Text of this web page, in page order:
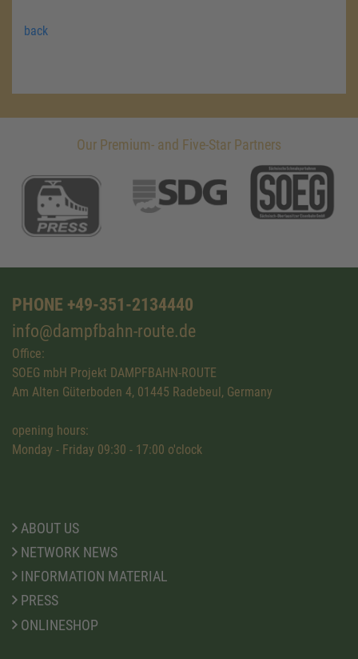
back
Our Premium- and Five-Star Partners
PHONE +49-351-2134440
info@dampfbahn-route.de
Office:
SOEG mbH Projekt DAMPFBAHN-ROUTE
Am Alten Güterboden 4, 01445 Radebeul, Germany
opening hours:
Monday - Friday 09:30 - 17:00 o'clock
ABOUT US
NETWORK NEWS
INFORMATION MATERIAL
PRESS
ONLINESHOP